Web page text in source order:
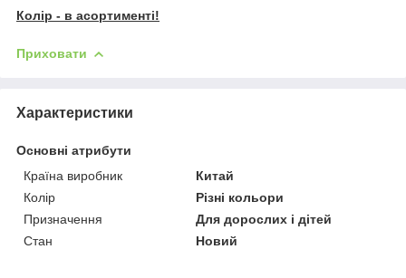
Колір - в асортименті!
Приховати
Характеристики
Основні атрибути
Країна виробник
Китай
Колір
Різні кольори
Призначення
Для дорослих і дітей
Стан
Новий